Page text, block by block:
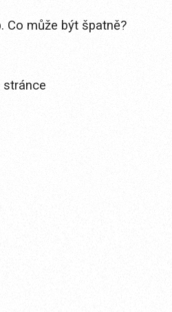
Co může být špatně?